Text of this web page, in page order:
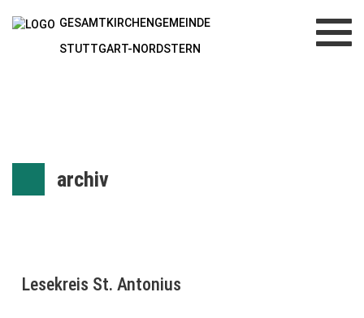
GESAMTKIRCHENGEMEINDE
STUTTGART-NORDSTERN
archiv
Lesekreis St. Antonius